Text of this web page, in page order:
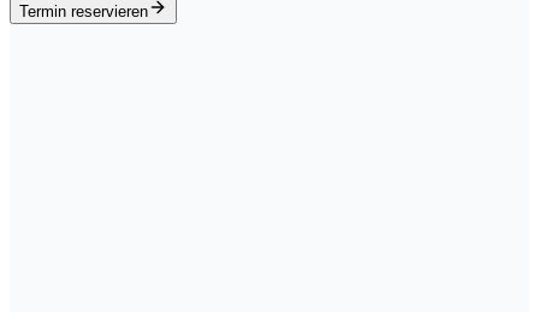
Termin reservieren